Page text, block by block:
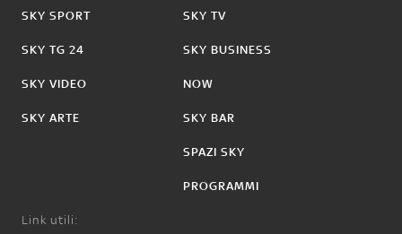
SKY SPORT
SKY TG 24
SKY VIDEO
SKY ARTE
SKY TV
SKY BUSINESS
NOW
SKY BAR
SPAZI SKY
PROGRAMMI
Link utili: